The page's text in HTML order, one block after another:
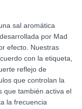
sal aromática
por Mad
efecto. Nuestras
con la etiqueta,
reflejo de
que controlan la
que también activa el
la frecuencia